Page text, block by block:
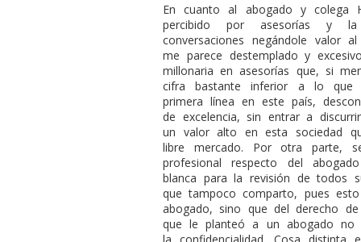
En cuanto al abogado y colega
percibido por asesorías y
conversaciones negándole
me parece destemplado y
millonaria en asesorías que, si
cifra bastante inferior a lo que
primera línea en este país,
de excelencia, sin entrar a
un valor alto en esta sociedad
libre mercado. Por otra parte,
profesional respecto del
blanca para la revisión de todos
que tampoco comparto, pues
abogado, sino que del derecho
que le planteó a un abogado no